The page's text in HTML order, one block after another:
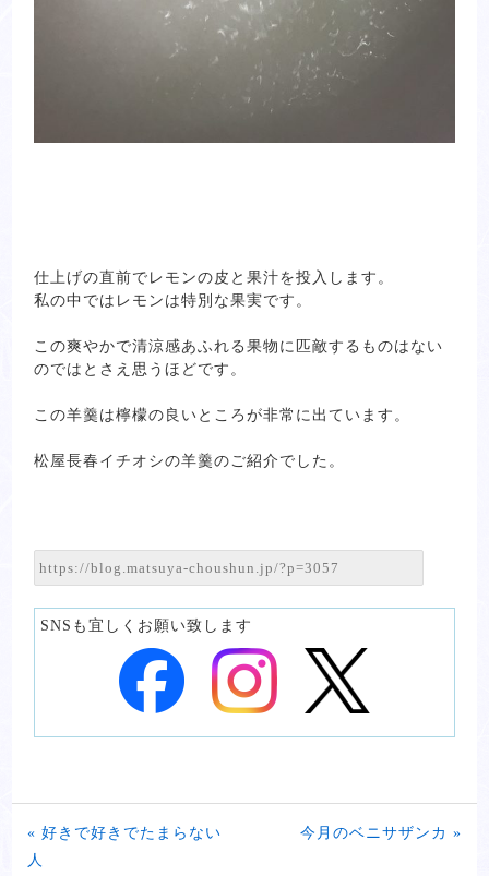
仕上げの直前でレモンの皮と果汁を投入します。
私の中ではレモンは特別な果実です。
この爽やかで清涼感あふれる果物に匹敵するものはない
のではとさえ思うほどです。
この羊羹は檸檬の良いところが非常に出ています。
松屋長春イチオシの羊羹のご紹介でした。
SNSも宜しくお願い致します
« 好きで好きでたまらない
人
今月のベニサザンカ »